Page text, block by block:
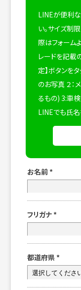
LINEが便利
い。サイズ制
際はフォーム
レードを記載
定】ボタンを
のお写真 ２
るもの) 3:車
LINEでも氏名
お名前 *
フリガナ *
都道府県 *